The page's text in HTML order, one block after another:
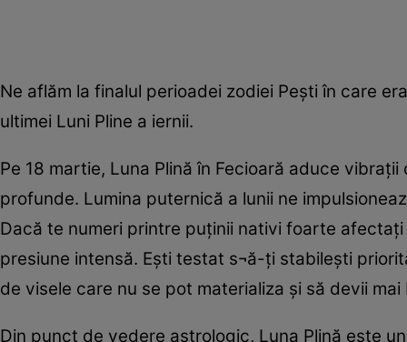
Ne aflăm la finalul perioadei zodiei Peşti în care
ultimei Luni Pline a iernii.
Pe 18 martie, Luna Plină în Fecioară aduce
profunde. Lumina puternică a lunii ne
Dacă te numeri printre puţinii nativi foarte
presiune intensă. Eşti testat s¬ă-ţi stabileşti
de visele care nu se pot materializa şi să devii
Din punct de vedere astrologic, Luna Plină este